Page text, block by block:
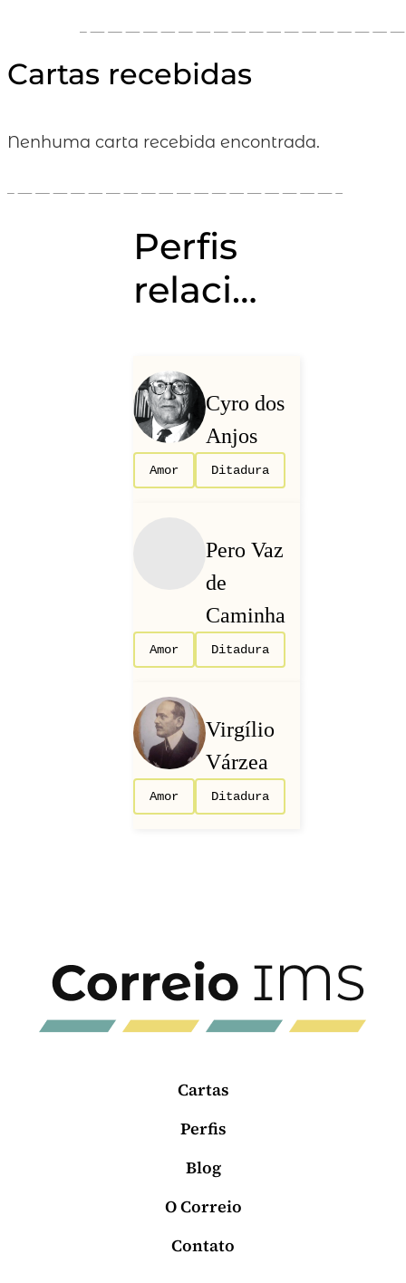
Cartas recebidas
Nenhuma carta recebida encontrada.
Perfis
relacionados
Cyro dos
Anjos
Amor Ditadura
Pero Vaz
de
Caminha
Amor Ditadura
Virgílio
Várzea
Amor Ditadura
Cartas
Perfis
Blog
O Correio
Contato